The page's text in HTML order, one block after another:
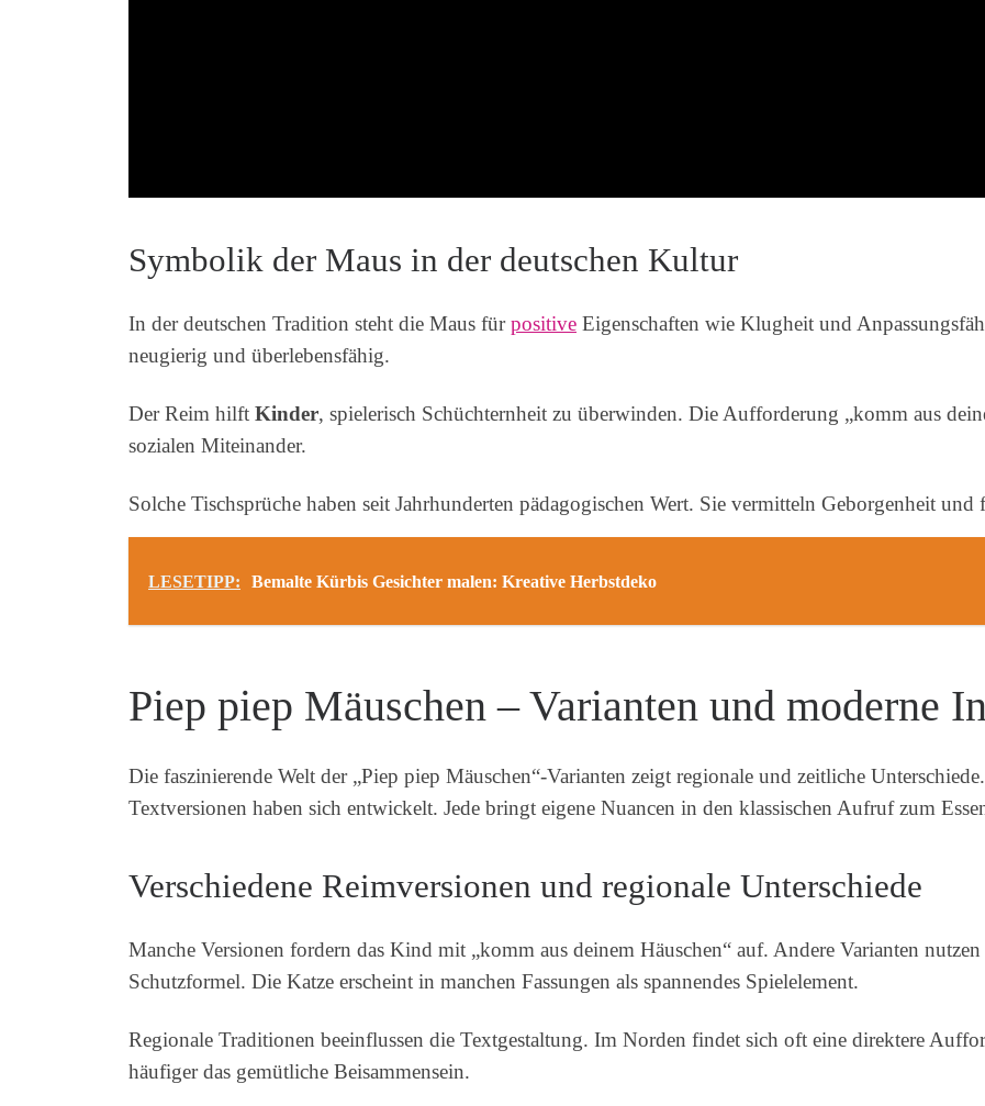
Symbolik der Maus in der deutschen Kultur
In der deutschen Tradition steht die Maus fürpositive Eigenschaften wie Klugheit und
neugierig und überlebensfähig.
Der Reim hilft Kinder, spielerisch Schüchternheit zu überwinden. Die Aufforderung „komm aus
sozialen Miteinander.
Solche Tischsprüche haben seit Jahrhunderten pädagogischen Wert. Sie vermitteln Geborgenheit
LESETIPP: Bemalte Kürbis Gesichter malen: Kreative Herbstdeko
Piep piep Mäuschen – Varianten und moderne
Die faszinierende Welt der „Piep piep Mäuschen“-Varianten zeigt regionale und zeitliche
Textversionen haben sich entwickelt. Jede bringt eigene Nuancen in den klassischen Aufruf zum
Verschiedene Reimversionen und regionale Unterschiede
Manche Versionen fordern das Kind mit „komm aus deinem Häuschen“ auf. Andere Varianten
Schutzformel. Die Katze erscheint in manchen Fassungen als spannendes Spielelement.
Regionale Traditionen beeinflussen die Textgestaltung. Im Norden findet sich oft eine direktere
häufiger das gemütliche Beisammensein.